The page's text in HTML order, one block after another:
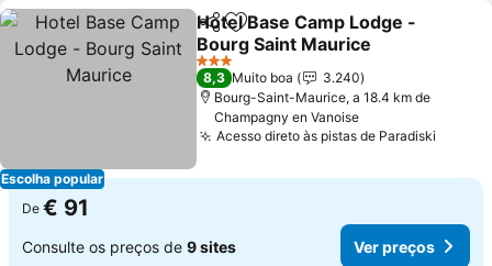
Escolha popular
PartilharAdicionar aos favoritos
Hotel Base Camp Lodge -
Bourg Saint Maurice
Ver preços
3 Estrelas
8,3 Muito boa
3.240
Bourg-Saint-Maurice, a 18.4 km de
Champagny en Vanoise
Acesso direto às pistas de Paradiski
De € 91
Consulte os preços de 9 sites Ver preços